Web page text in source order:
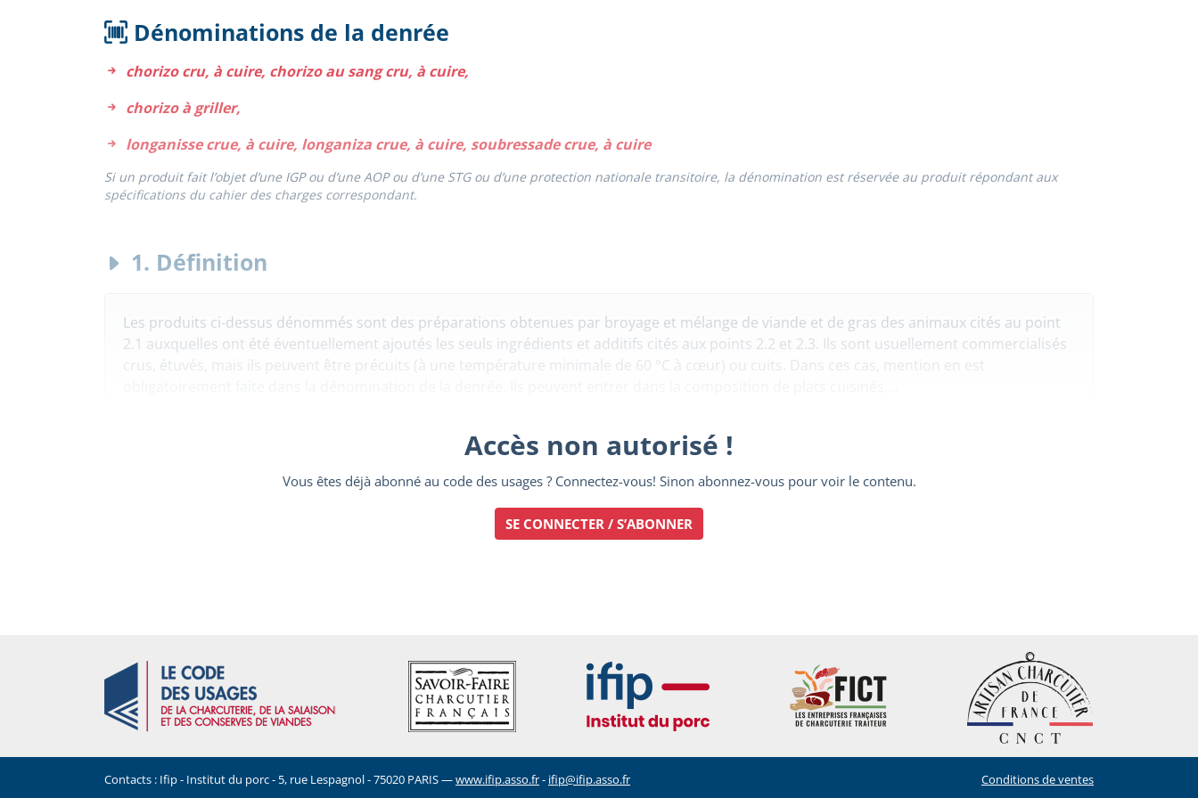
Dénominations de la denrée
chorizo cru, à cuire, chorizo au sang cru, à cuire,
chorizo à griller,
longanisse crue, à cuire, longaniza crue, à cuire, soubressade crue, à cuire
Si un produit fait l’objet d’une IGP ou d’une AOP ou d’une STG ou d’une protection nationale transitoire, la dénomination est réservée au produit répondant aux
spécifications du cahier des charges correspondant.
1. Définition
Les produits ci-dessus dénommés sont des préparations obtenues par broyage et mélange de viande et de gras des animaux cités au point
2.1 auxquelles ont été éventuellement ajoutés les seuls ingrédients et additifs cités aux points 2.2 et 2.3. Ils sont usuellement commercialisés
crus, étuvés, mais ils peuvent être précuits (à une température minimale de 60 °C à cœur) ou cuits. Dans ces cas, mention en est
Accès non autorisé !
Vous êtes déjà abonné au code des usages ? Connectez-vous! Sinon abonnez-vous pour voir le contenu.
SE CONNECTER / S’ABONNER
Contacts : Ifip - Institut du porc - 5, rue Lespagnol - 75020 PARIS —www.ifip.asso.fr- ifip@ifip.asso.fr Conditions de ventes